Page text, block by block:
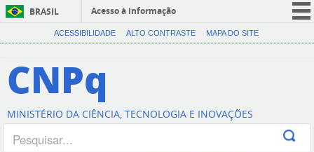
BRASIL
Acesso à informação
CORONAVÍRUS (COVID-19)
Canais
ACESSIBILIDADE ALTO CONTRASTE MAPA DO SITE
CNPq
MINISTÉRIO DA CIÊNCIA, TECNOLOGIA E INOVAÇÕES